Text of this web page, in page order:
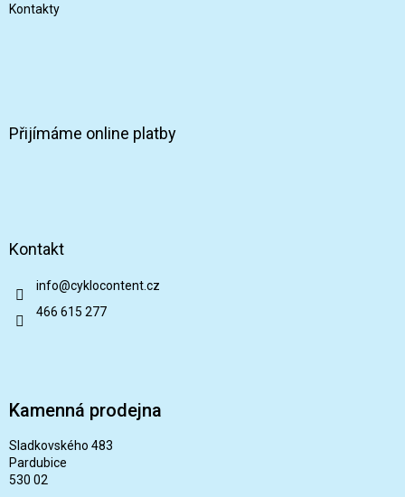
Kontakty
Přijímáme online platby
Kontakt
info@cyklocontent.cz
466 615 277
Kamenná prodejna
Sladkovského 483
Pardubice
530 02